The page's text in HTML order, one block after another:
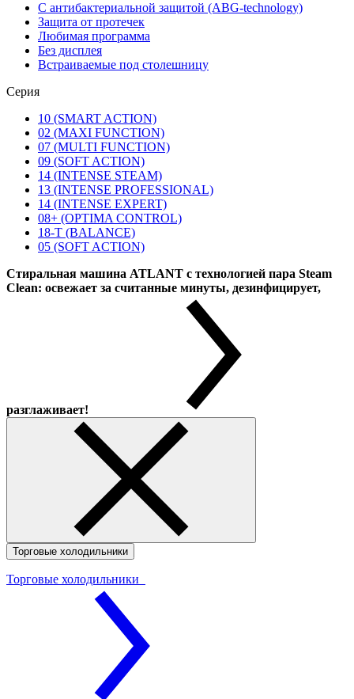
С антибактериальной защитой (ABG-technology)
Защита от протечек
Любимая программа
Без дисплея
Встраиваемые под столешницу
Серия
10 (SMART ACTION)
02 (MAXI FUNCTION)
07 (MULTI FUNCTION)
09 (SOFT ACTION)
14 (INTENSE STEAM)
13 (INTENSE PROFESSIONAL)
14 (INTENSE EXPERT)
08+ (OPTIMA CONTROL)
18-T (BALANCE)
05 (SOFT ACTION)
Стиральная машина ATLANT с технологией пара Steam
Clean: освежает за считанные минуты, дезинфицирует,
разглаживает!
Торговые холодильники
Торговые холодильники